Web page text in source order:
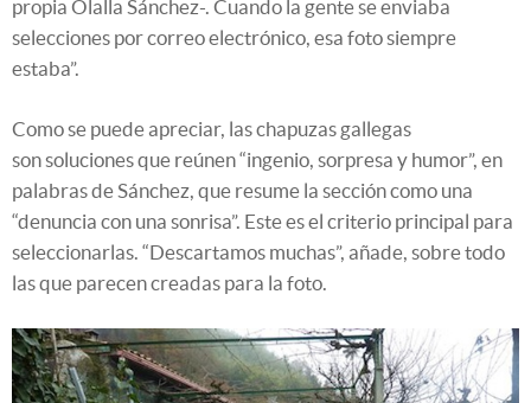
propia Olalla Sánchez-. Cuando la gente se enviaba
selecciones por correo electrónico, esa foto siempre
estaba”.
Como se puede apreciar, las chapuzas gallegas
son soluciones que reúnen “ingenio, sorpresa y humor”, en
palabras de Sánchez, que resume la sección como una
“denuncia con una sonrisa”. Este es el criterio principal para
seleccionarlas. “Descartamos muchas”, añade, sobre todo
las que parecen creadas para la foto.